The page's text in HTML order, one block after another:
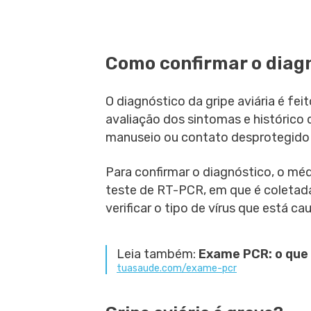
Como confirmar o
O diagnóstico da gripe aviária é
avaliação dos sintomas e
manuseio ou contato
Para confirmar o diagnóstico, o
teste de RT-PCR, em que é
verificar o tipo de vírus que está
Leia também: Exame PCR: o
tuasaude.com/exame-pcr